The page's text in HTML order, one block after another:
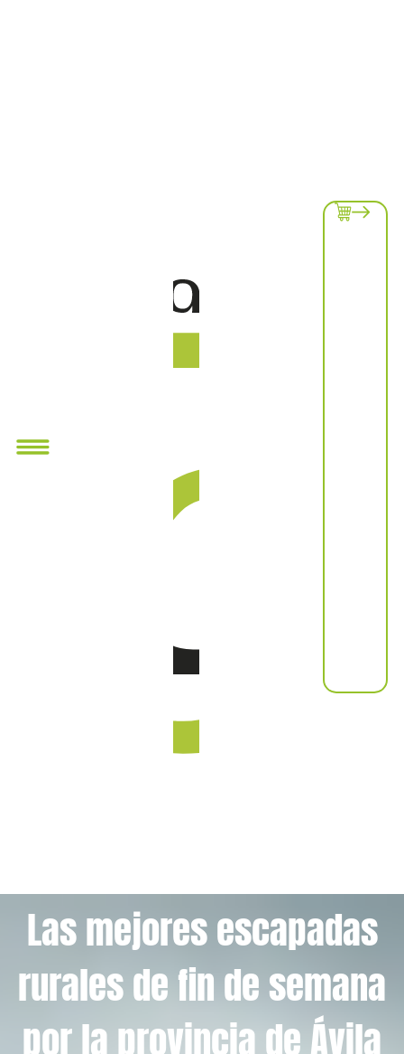
Las mejores escapadas
rurales de fin de semana
por la provincia de Ávila